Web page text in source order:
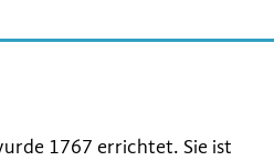
1767 errichtet. Sie ist